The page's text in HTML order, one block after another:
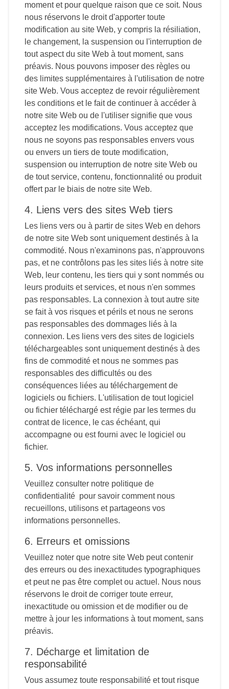
moment et pour quelque raison que ce soit. Nous
nous réservons le droit d'apporter toute
modification au site Web, y compris la résiliation,
le changement, la suspension ou l'interruption de
tout aspect du site Web à tout moment, sans
préavis. Nous pouvons imposer des règles ou
des limites supplémentaires à l'utilisation de notre
site Web. Vous acceptez de revoir régulièrement
les conditions et le fait de continuer à accéder à
notre site Web ou de l'utiliser signifie que vous
acceptez les modifications. Vous acceptez que
nous ne soyons pas responsables envers vous
ou envers un tiers de toute modification,
suspension ou interruption de notre site Web ou
de tout service, contenu, fonctionnalité ou produit
offert par le biais de notre site Web.
4. Liens vers des sites Web tiers
Les liens vers ou à partir de sites Web en dehors
de notre site Web sont uniquement destinés à la
commodité. Nous n'examinons pas, n'approuvons
pas, et ne contrôlons pas les sites liés à notre site
Web, leur contenu, les tiers qui y sont nommés ou
leurs produits et services, et nous n'en sommes
pas responsables. La connexion à tout autre site
se fait à vos risques et périls et nous ne serons
pas responsables des dommages liés à la
connexion. Les liens vers des sites de logiciels
téléchargeables sont uniquement destinés à des
fins de commodité et nous ne sommes pas
responsables des difficultés ou des
conséquences liées au téléchargement de
logiciels ou fichiers. L'utilisation de tout logiciel
ou fichier téléchargé est régie par les termes du
contrat de licence, le cas échéant, qui
accompagne ou est fourni avec le logiciel ou
fichier.
5. Vos informations personnelles
Veuillez consulter notre politique de
confidentialité pour savoir comment nous
recueillons, utilisons et partageons vos
informations personnelles.
6. Erreurs et omissions
Veuillez noter que notre site Web peut contenir
des erreurs ou des inexactitudes typographiques
et peut ne pas être complet ou actuel. Nous nous
réservons le droit de corriger toute erreur,
inexactitude ou omission et de modifier ou de
mettre à jour les informations à tout moment, sans
préavis.
7. Décharge et limitation de
responsabilité
Vous assumez toute responsabilité et tout risque